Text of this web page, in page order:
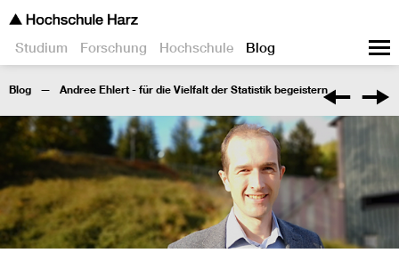
Studium Forschung Hochschule Blog
Blog Andree Ehlert - für die Vielfalt der Statistik begeistern